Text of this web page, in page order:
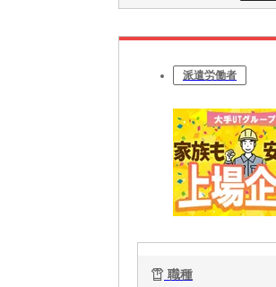
派遣労働者
職種